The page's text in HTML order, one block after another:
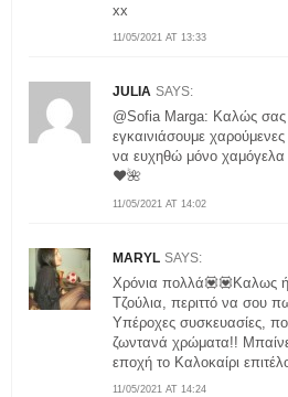
11/05/2021 AT 13:33
xx
JULIA SAYS:
11/05/2021 AT 14:02
@Sofia Marga: Καλώς
εγκαινιάσουμε
να ευχηθώ μόνο
❤️🌺
MARYL SAYS:
11/05/2021 AT 14:24
Χρόνια πολλά💟💟Καλως
Τζούλια, περιττό να σου
Υπέροχες συσκευασίες,
ζωντανά χρώματα!!
εποχή το Καλοκαίρι